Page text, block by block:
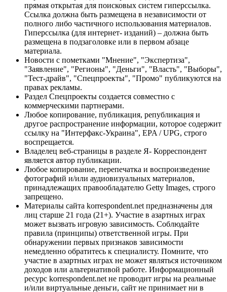
прямая открытая для поисковых систем гиперссылка.
Ссылка должна быть размещена в независимости от
полного либо частичного использования материалов.
Гиперссылка (для интернет- изданий) – должна быть
размещена в подзаголовке или в первом абзаце
материала.
Новости с пометками "Мнение", "Экспертиза",
"Заявление", "Регионы", "Деньги", "Власть", "Выборы",
"Тест-драйв", "Спецпроекты", "Промо" публикуются на
правах рекламы.
Раздел Спецпроекты создается совместно с
коммерческими партнерами.
Любое копирование, публикация, републикация и
другое распространение информации, которое содержит
ссылку на "Интерфакс-Украина", EPA / UPG, строго
воспрещается.
Владелец веб-страницы в разделе Я- Корреспондент
является автор публикации.
Любое копирование, перепечатка и воспроизведение
фотографий и/или аудиовизуальных материалов,
принадлежащих правообладателю Getty Images, строго
запрещено.
Материалы сайта korrespondent.net предназначены для
лиц старше 21 года (21+). Участие в азартных играх
может вызвать игровую зависимость. Соблюдайте
правила (принципы) ответственной игры. При
обнаружении первых признаков зависимости
немедленно обратитесь к специалисту. Помните, что
участие в азартных играх не может являться источником
доходов или альтернативой работе. Информационный
ресурс korrespondent.net не проводит игры на реальные
и/или виртуальные деньги, сайт не принимает ни в